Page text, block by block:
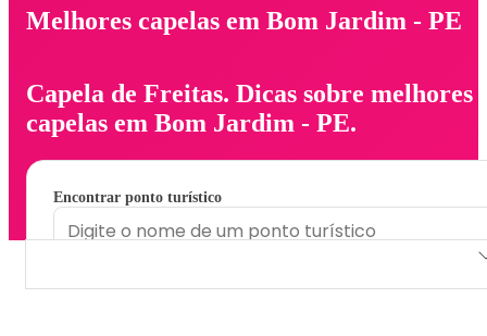
Melhores capelas em Bom Jardim - PE
Capela de Freitas. Dicas sobre melhores
capelas em Bom Jardim - PE.
Encontrar ponto turístico